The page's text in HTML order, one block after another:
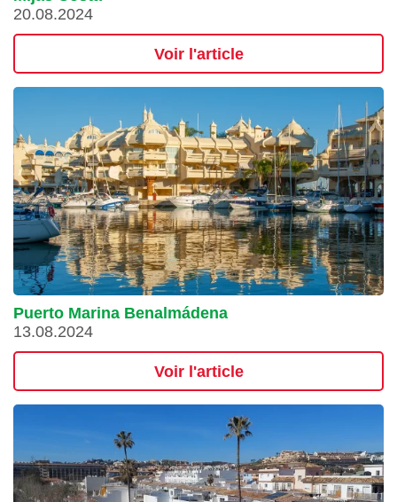
20.08.2024
Voir l'article
Puerto Marina Benalmádena
13.08.2024
Voir l'article